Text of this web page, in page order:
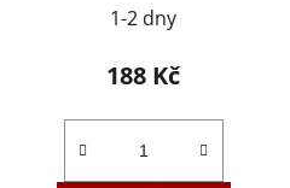
1-2 dny
188 Kč